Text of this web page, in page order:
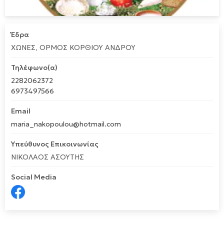
Έδρα
ΧΩΝΕΣ, ΟΡΜΟΣ ΚΟΡΘΙΟΥ ΑΝΔΡΟΥ
Τηλέφωνο(α)
2282062372
6973497566
Email
maria_nakopoulou@hotmail.com
Υπεύθυνος Επικοινωνίας
ΝΙΚΟΛΑΟΣ ΑΣΟΥΤΗΣ
Social Media